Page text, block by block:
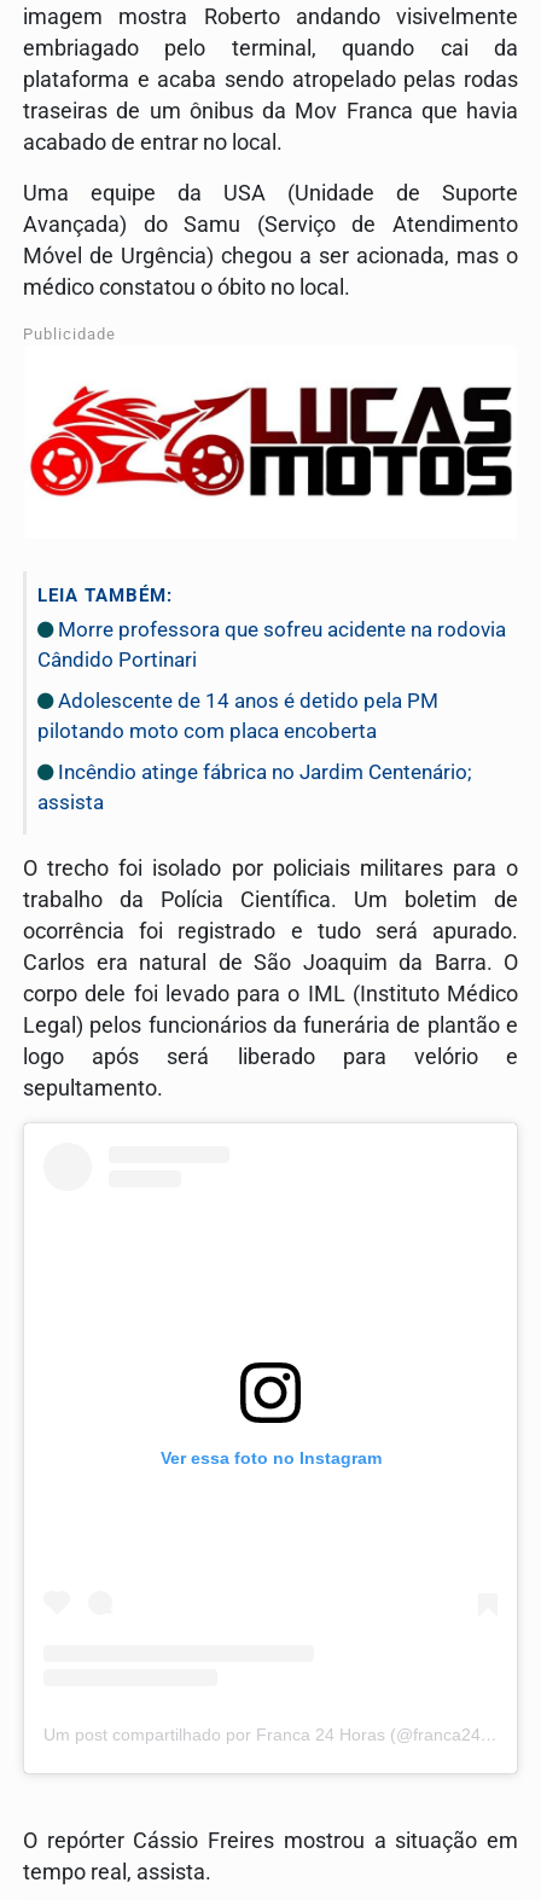
imagem mostra Roberto andando visivelmente
embriagado pelo terminal, quando cai da
plataforma e acaba sendo atropelado pelas rodas
traseiras de um ônibus da Mov Franca que havia
acabado de entrar no local.
Uma equipe da USA (Unidade de Suporte
Avançada) do Samu (Serviço de Atendimento
Móvel de Urgência) chegou a ser acionada, mas o
médico constatou o óbito no local.
Publicidade
LEIA TAMBÉM:
Morre professora que sofreu acidente na rodovia
Cândido Portinari
Adolescente de 14 anos é detido pela PM
pilotando moto com placa encoberta
Incêndio atinge fábrica no Jardim Centenário;
assista
O trecho foi isolado por policiais militares para o
trabalho da Polícia Científica. Um boletim de
ocorrência foi registrado e tudo será apurado.
Carlos era natural de São Joaquim da Barra. O
corpo dele foi levado para o IML (Instituto Médico
Legal) pelos funcionários da funerária de plantão e
logo após será liberado para velório e
sepultamento.
Ver essa foto no Instagram
Um post compartilhado por Franca 24 Horas (@franca24horas)
O repórter Cássio Freires mostrou a situação em
tempo real, assista.